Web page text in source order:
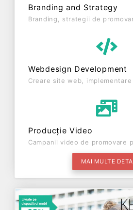
Branding and Strategy
Branding, strategii de
Webdesign Development
Creare site web, implementare
Producție Video
Campanii video de promovare
MAI MULTE